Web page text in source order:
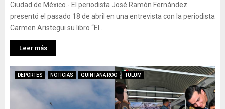
Ciudad de México.- El periodista José Ramón Fernández
presentó el pasado 18 de abril en una entrevista con la periodista
Carmen Aristegui su libro “El...
Leer más
DEPORTES NOTICIAS QUINTANA ROO TULUM